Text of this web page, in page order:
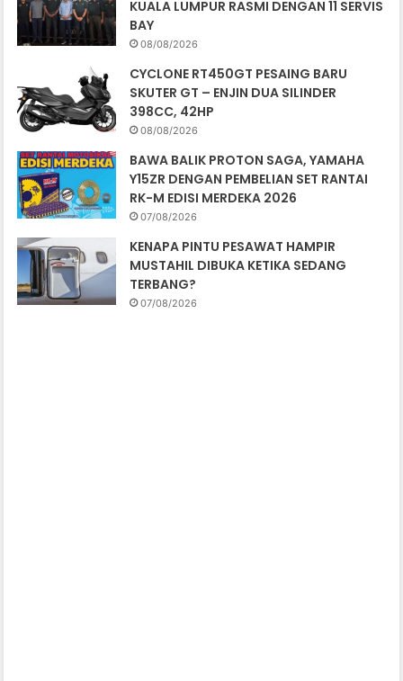
KUALA LUMPUR RASMI DENGAN 11 SERVIS
BAY
08/08/2026
CYCLONE RT450GT PESAING BARU
SKUTER GT – ENJIN DUA SILINDER
398CC, 42HP
08/08/2026
BAWA BALIK PROTON SAGA, YAMAHA
Y15ZR DENGAN PEMBELIAN SET RANTAI
RK-M EDISI MERDEKA 2026
07/08/2026
KENAPA PINTU PESAWAT HAMPIR
MUSTAHIL DIBUKA KETIKA SEDANG
TERBANG?
07/08/2026